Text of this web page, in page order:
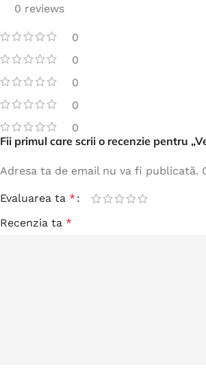
0 reviews
0
0
0
0
0
Fii primul care scrii o recenzie pentru
Adresa ta de email nu va fi publicată.
Evaluarea ta *
Recenzia ta *